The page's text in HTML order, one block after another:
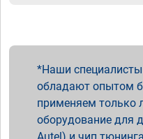
Наши
обладают опытом
применяем только
оборудование для